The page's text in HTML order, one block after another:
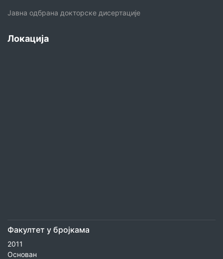
Јавна одбрана докторске дисертације
Локација
Факултет у бројкама
2011
Основан